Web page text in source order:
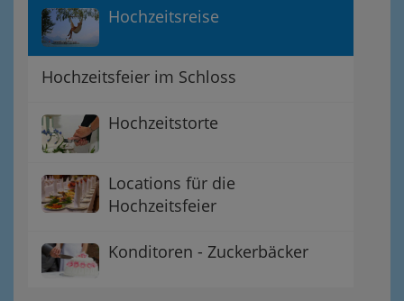
Hochzeitsreise
Hochzeitsfeier im Schloss
Hochzeitstorte
Locations für die
Hochzeitsfeier
Konditoren - Zuckerbäcker